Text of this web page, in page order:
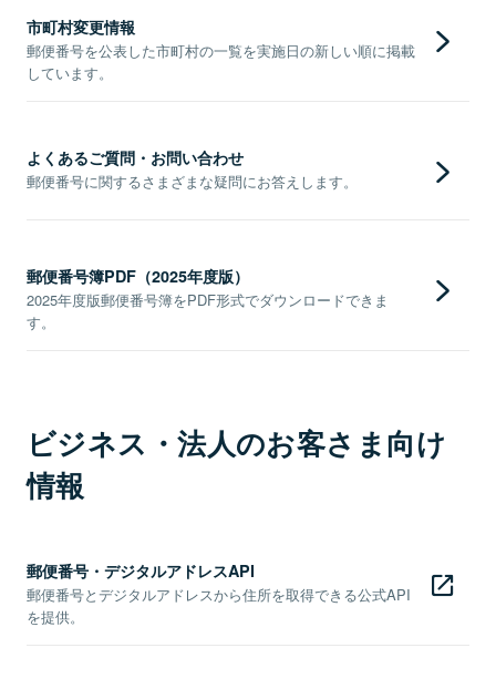
市町村変更情報
郵便番号を公表した市町村の一覧を実施日の新しい順に掲載
しています。
よくあるご質問・お問い合わせ
郵便番号に関するさまざまな疑問にお答えします。
郵便番号簿PDF（2025年度版）
2025年度版郵便番号簿をPDF形式でダウンロードできま
す。
ビジネス・法人のお客さま向け
情報
郵便番号・デジタルアドレスAPI
郵便番号とデジタルアドレスから住所を取得できる公式API
を提供。